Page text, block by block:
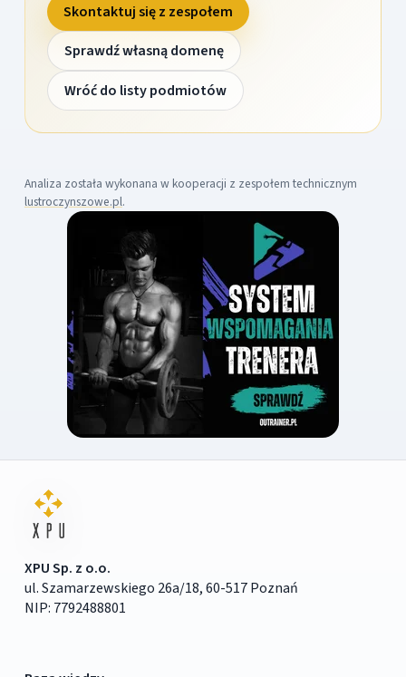
Skontaktuj się z zespołem
Sprawdź własną domenę
Wróć do listy podmiotów
Analiza została wykonana w kooperacji z zespołem technicznym
lustroczynszowe.pl.
XPU Sp. z o.o.
ul. Szamarzewskiego 26a/18, 60-517 Poznań
NIP: 7792488801